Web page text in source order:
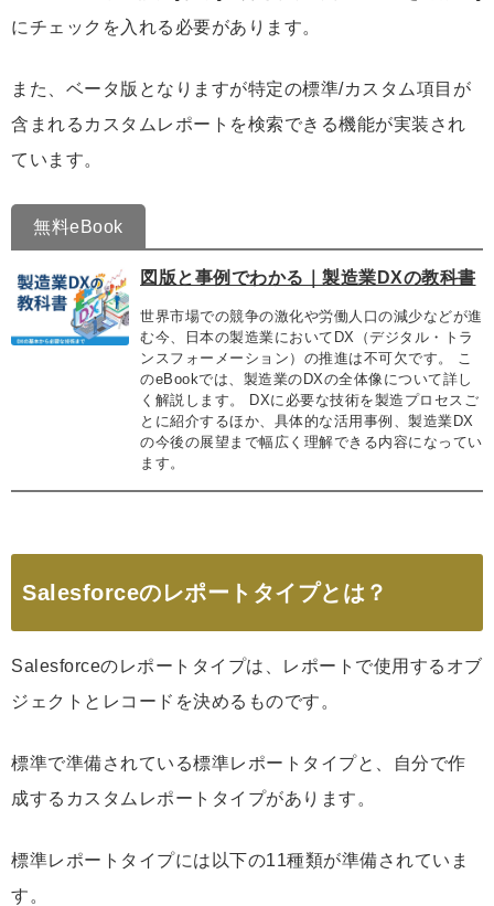
にチェックを入れる必要があります。
また、ベータ版となりますが特定の標準/カスタム項目が
含まれるカスタムレポートを検索できる機能が実装され
ています。
無料eBook
図版と事例でわかる｜製造業DXの教科書
世界市場での競争の激化や労働人口の減少などが進
む今、日本の製造業においてDX（デジタル・トラ
ンスフォーメーション）の推進は不可欠です。 こ
のeBookでは、製造業のDXの全体像について詳し
く解説します。 DXに必要な技術を製造プロセスご
とに紹介するほか、具体的な活用事例、製造業DX
の今後の展望まで幅広く理解できる内容になってい
ます。
Salesforceのレポートタイプとは？
Salesforceのレポートタイプは、レポートで使用するオブ
ジェクトとレコードを決めるものです。
標準で準備されている標準レポートタイプと、自分で作
成するカスタムレポートタイプがあります。
標準レポートタイプには以下の11種類が準備されていま
す。